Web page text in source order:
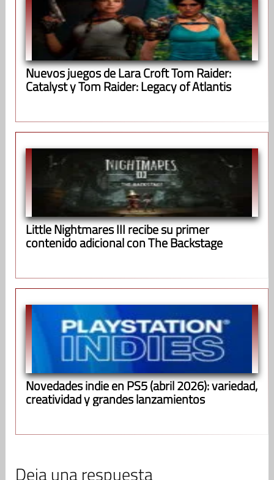
Nuevos juegos de Lara Croft Tom Raider:
Catalyst y Tom Raider: Legacy of Atlantis
Little Nightmares III recibe su primer
contenido adicional con The Backstage
Novedades indie en PS5 (abril 2026): variedad,
creatividad y grandes lanzamientos
Deja una respuesta